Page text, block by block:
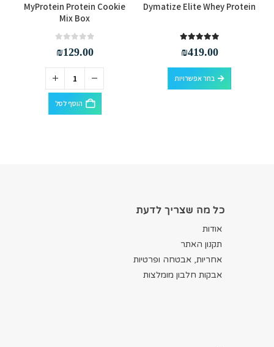
Dymatize Elite Whey Protein
₪419.00
בחר אפשרויות
למוצר זה יש מספר סוגים. ניתן לבחור את האפשרויות בעמוד המוצר
MyProtein Protein Cookie
Mix Box
₪129.00
הוסף לסל
כל מה שצריך לדעת
אודות
תקנון האתר
אחריות, אבטחה ופרטיות
אבקות חלבון מומלצות